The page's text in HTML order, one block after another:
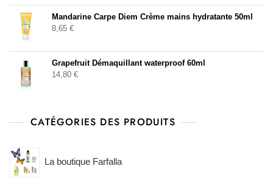
Mandarine Carpe Diem Crème mains hydratante 50ml
8,65 €
Grapefruit Démaquillant waterproof 60ml
14,80 €
CATÉGORIES DES PRODUITS
La boutique Farfalla